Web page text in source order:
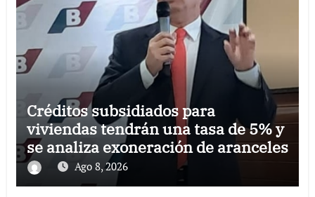
Créditos subsidiados para
viviendas tendrán una tasa de 5% y
se analiza exoneración de aranceles
Ago 8, 2026